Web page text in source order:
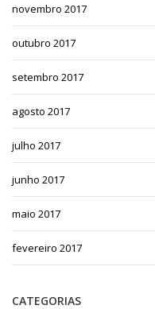
novembro 2017
outubro 2017
setembro 2017
agosto 2017
julho 2017
junho 2017
maio 2017
fevereiro 2017
CATEGORIAS